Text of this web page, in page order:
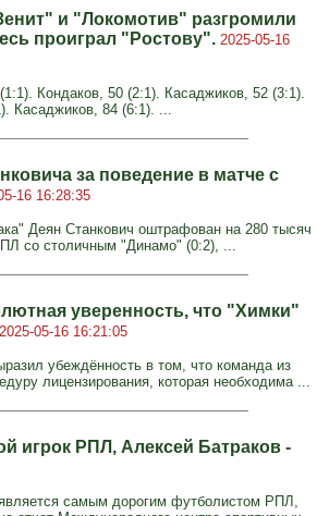
и "Локомотив" разгромили
проиграл "Ростову". 2025-05-16
Кондаков, 50 (2:1). Касаджиков, 52 (3:1).
Касаджиков, 84 (6:1). ...
за поведение в матче с
16 16:28:35
Деян Станкович оштрафован на 280 тысяч
со столичным "Динамо" (0:2), ...
уверенность, что "Химки"
2025-05-16 16:21:05
убеждённость в том, что команда из
лицензирования, которая необходима ...
игрок РПЛ, Алексей Батраков -
самым дорогим футболистом РПЛ,